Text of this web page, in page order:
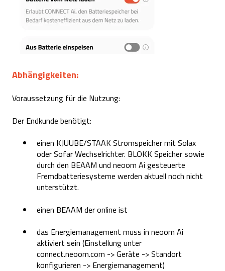
Abhängigkeiten:
Voraussetzung für die Nutzung:
Der Endkunde benötigt:
einen KJUUBE/STAAK Stromspeicher mit Solax
oder Sofar Wechselrichter. BLOKK Speicher sowie
durch den BEAAM und neoom Ai gesteuerte
Fremdbatteriesysteme werden aktuell noch nicht
unterstützt.
einen BEAAM der online ist
das Energiemanagement muss in neoom Ai
aktiviert sein (Einstellung unter
connect.neoom.com -> Geräte -> Standort
konfigurieren -> Energiemanagement)